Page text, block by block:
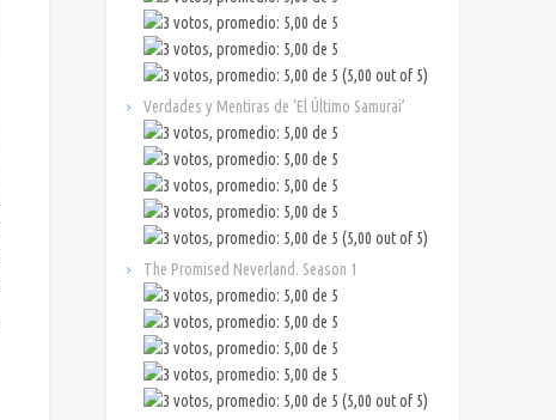
(5,00 out of 5)
Verdades y Mentiras de ‘El Último Samurai’
(5,00 out of 5)
The Promised Neverland. Season 1
(5,00 out of 5)